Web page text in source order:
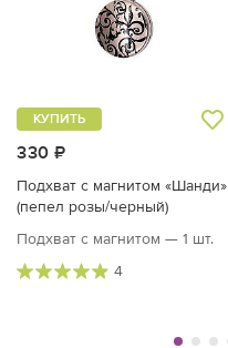
330 ₽
КУПИТЬ
Подхват с магнитом «Шанди»
(пепел розы/черный)
Подхват с магнитом — 1 шт.
4